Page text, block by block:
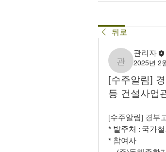
뒤로
관리자
관리자
2025년 2
[수주알림]
등 건설사업
[수주알림] 경부
* 발주처 : 국가
* 참여사